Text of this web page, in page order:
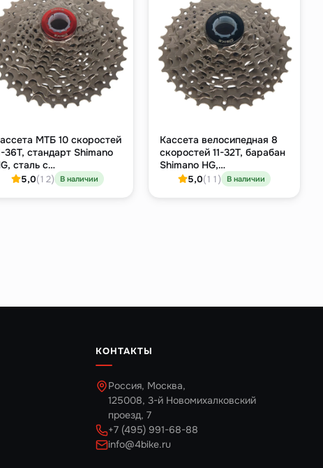
МТБ 10 скоростей
36T, стандарт Shimano
сталь с
никелированием
5,0(12) В наличии
Кассета велосипедная 8
скоростей 11-32T, барабан
Shimano HG,
никелированная сталь
5,0(11) В наличии
КОНТАКТЫ
Россия, Москва,
125008, 3-й Новомихалковский
проезд, 7
+7 (495) 991-68-88
info@4bike.ru